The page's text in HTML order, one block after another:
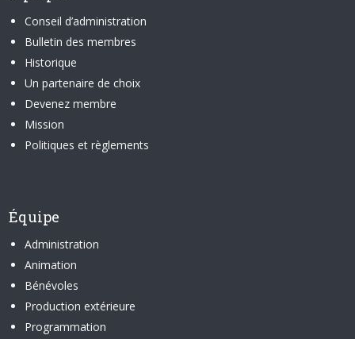
Conseil d’administration
Bulletin des membres
Historique
Un partenaire de choix
Devenez membre
Mission
Politiques et règlements
Équipe
Administration
Animation
Bénévoles
Production extérieure
Programmation